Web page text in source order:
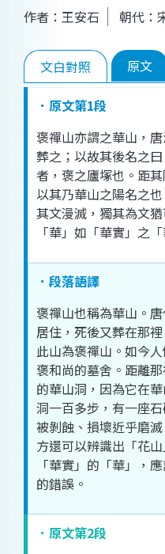
作者：王安石 朝代：
文白對照 原文
．原文第1段
褒禪山亦謂之華山 ， 唐
葬之 ； 以故其後名之曰
者 ， 褒之廬塚也 。 距其
以其乃華山之陽名之也
其文漫滅 ， 獨其為文
「華」 如 「華實」 之 「
．段落語譯
褒禪山也稱為華山 。 唐
居住 ， 死後又葬在那裡
此山為褒禪山 。 如今
褒和尚的墓舍 。 距離那
的華山洞 ， 因為它在
洞一百多步 ， 有一座
被剝蝕 、 損壞近乎磨滅
方還可以辨識出 「花山
「華實」 的 「華」，
的錯誤 。
．原文第2段